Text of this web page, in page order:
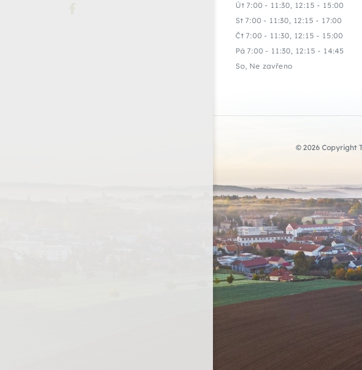
Út 7:00 - 11:30, 12:15 - 15:00
St 7:00 - 11:30, 12:15 - 17:00
Čt 7:00 - 11:30, 12:15 - 15:00
Pá 7:00 - 11:30, 12:15 - 14:45
So, Ne zavřeno
© 2026 Copyright